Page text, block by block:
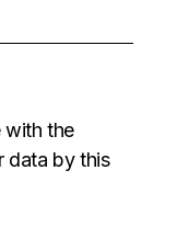
with the
data by this